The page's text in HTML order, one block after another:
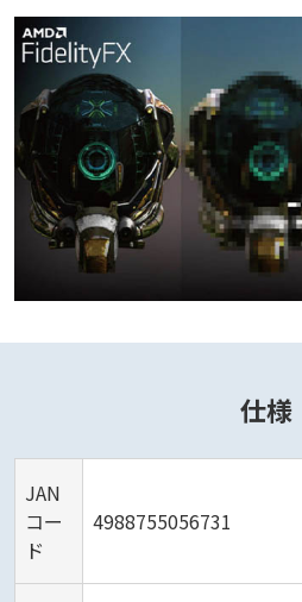
仕様
JAN
コー
ド
4988755056731